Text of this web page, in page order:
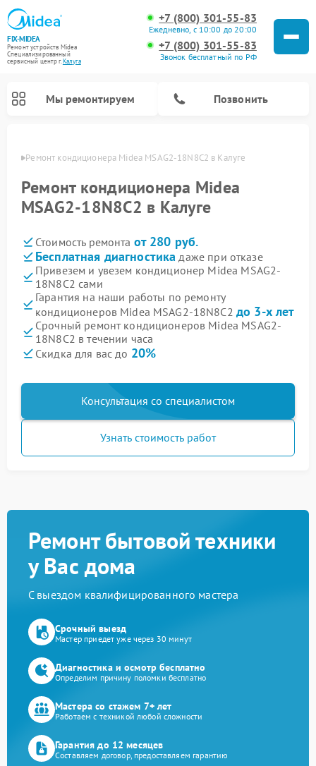
FIX-MIDEA
Ремонт устройств Midea
Специализированный
cервисный центр г.Калуга
+7 (800) 301-55-83
Ежедневно, с 10:00 до 20:00
+7 (800) 301-55-83
Звонок бесплатный по РФ
Мы ремонтируем Позвонить
Ремонт кондиционера Midea MSAG2-18N8C2 в Калуге
Ремонт кондиционера Midea
MSAG2-18N8C2 в Калуге
Стоимость ремонта от 280 руб.
Бесплатная диагностика даже при отказе
Привезем и увезем кондиционер Midea MSAG2-
18N8C2 сами
Гарантия на наши работы по ремонту
кондиционеров Midea MSAG2-18N8C2 до 3-х лет
Срочный ремонт кондиционеров Midea MSAG2-
18N8C2 в течении часа
Скидка для вас до 20%
Консультация со специалистом
Узнать стоимость работ
Ремонт бытовой техники
у Вас дома
С выездом квалифицированного мастера
Срочный выезд
Мастер приедет уже через 30 минут
Диагностика и осмотр бесплатно
Определим причину поломки бесплатно
Мастера со стажем 7+ лет
Работаем с техникой любой сложности
Гарантия до 12 месяцев
Составляем договор, предоставляем гарантию